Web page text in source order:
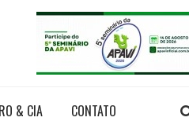
& CIA CONTATO